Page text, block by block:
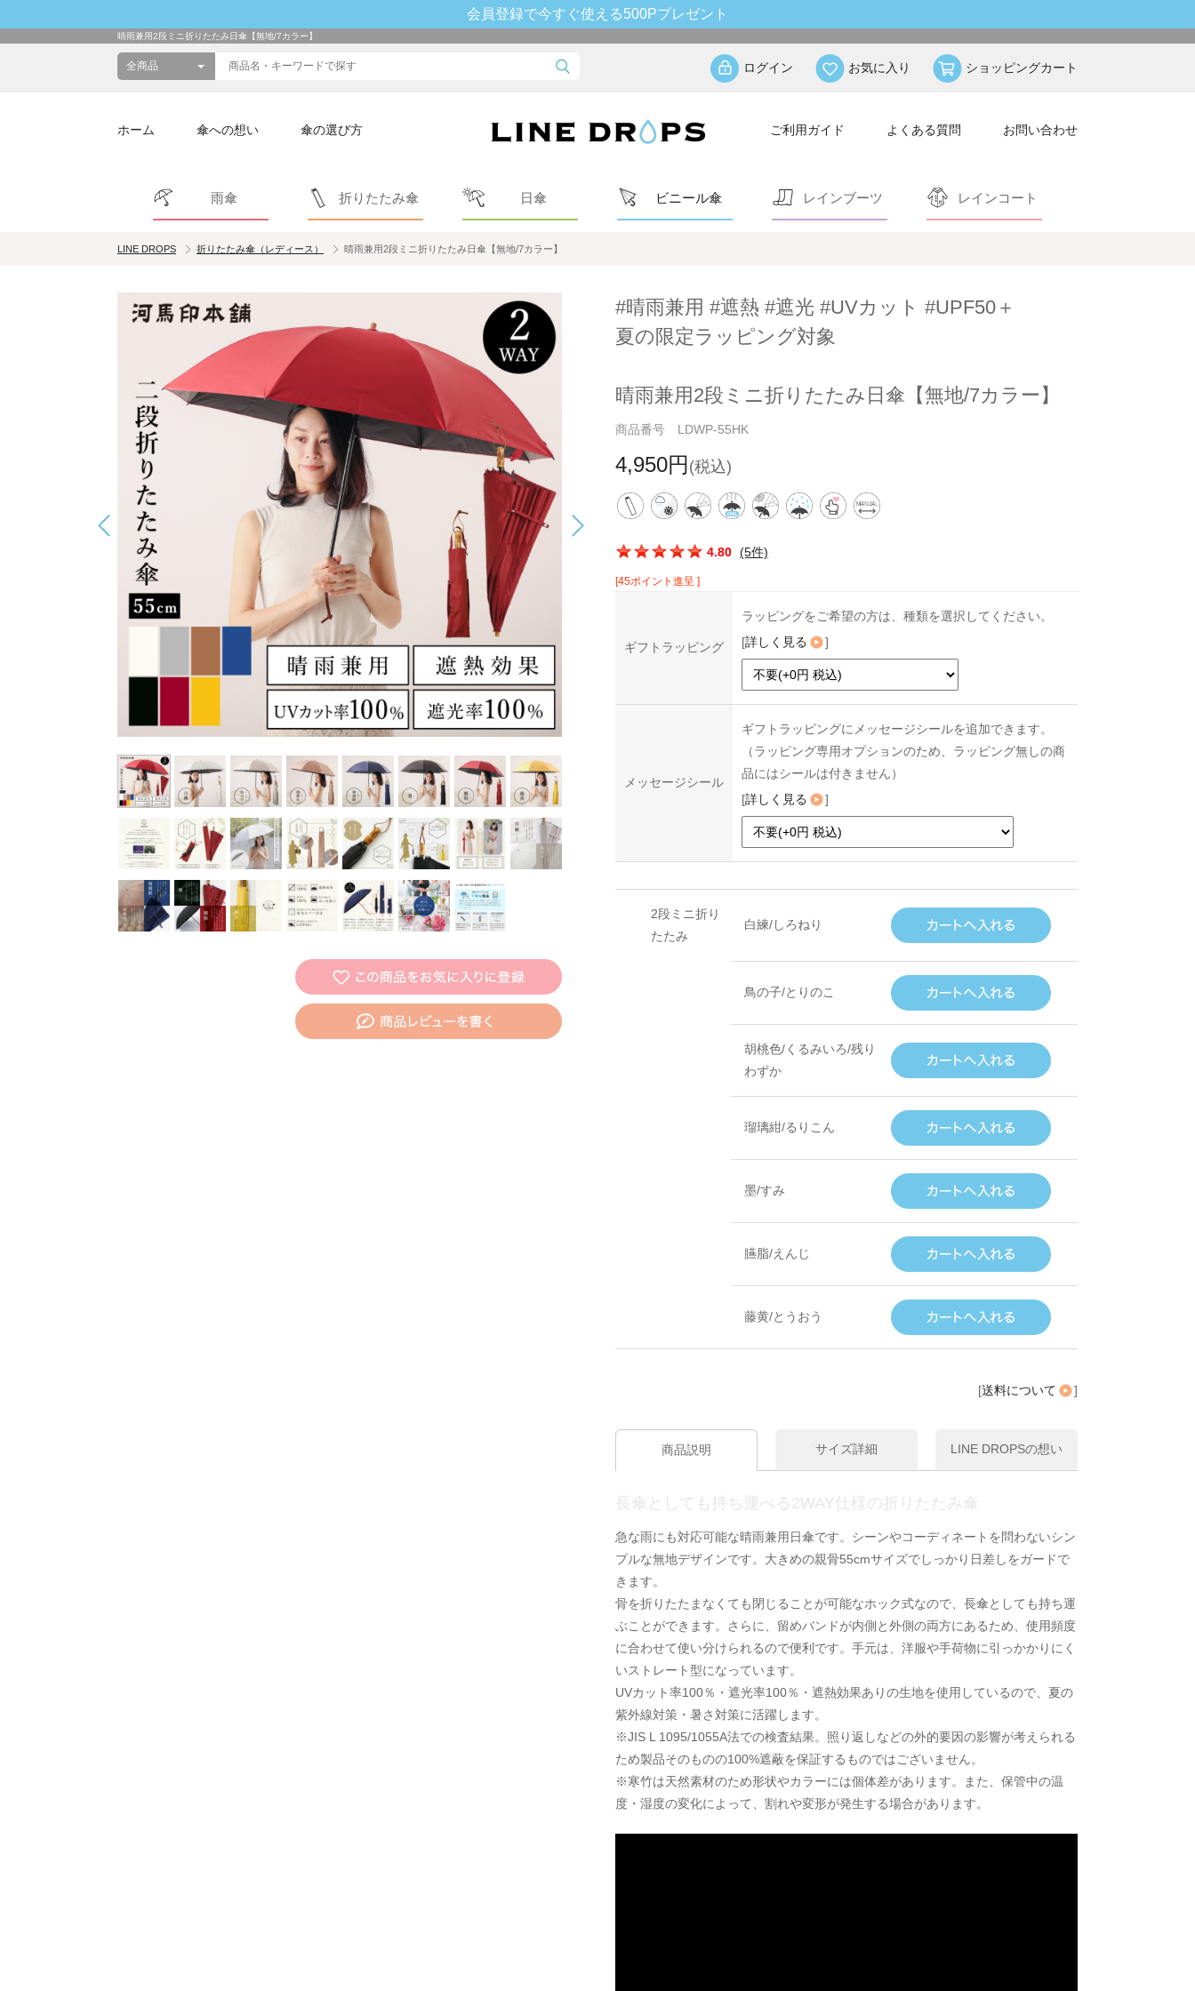
会員登録で今すぐ使える500Pプレゼント
晴雨兼用2段ミニ折りたたみ日傘【無地/7カラー】
ログイン お気に入り ショッピングカート
ホーム 傘への想い 傘の選び方 ご利用ガイド よくある質問 お問い合わせ
雨傘 折りたたみ傘 日傘 ビニール傘 レインブーツ レインコート
LINE DROPS 折りたたみ傘（レディース） 晴雨兼用2段ミニ折りたたみ日傘【無地/7カラー】
#晴雨兼用 #遮熱 #遮光 #UVカット #UPF50＋
夏の限定ラッピング対象
晴雨兼用2段ミニ折りたたみ日傘【無地/7カラー】
商品番号 LDWP-55HK
4,950円 (税込)
この商品の平均評価： 4.80 (5件)
[45ポイント進呈 ]
ギフトラッピング
ラッピングをご希望の方は、種類を選択してください。
[詳しく見る ]
メッセージシール
ギフトラッピングにメッセージシールを追加できます。
（ラッピング専用オプションのため、ラッピング無しの商
品にはシールは付きません）
[詳しく見る ]
2段ミニ折り
たたみ
白練/しろねり
鳥の子/とりのこ
胡桃色/くるみいろ/残り
わずか
瑠璃紺/るりこん
墨/すみ
臙脂/えんじ
藤黄/とうおう
[送料について ]
商品説明 サイズ詳細 LINE DROPSの想い
長傘としても持ち運べる2WAY仕様の折りたたみ傘
急な雨にも対応可能な晴雨兼用日傘です。シーンやコーディネートを問わないシン
プルな無地デザインです。大きめの親骨55cmサイズでしっかり日差しをガードで
きます。
骨を折りたたまなくても閉じることが可能なホック式なので、長傘としても持ち運
ぶことができます。さらに、留めバンドが内側と外側の両方にあるため、使用頻度
に合わせて使い分けられるので便利です。手元は、洋服や手荷物に引っかかりにく
いストレート型になっています。
UVカット率100％・遮光率100％・遮熱効果ありの生地を使用しているので、夏の
紫外線対策・暑さ対策に活躍します。
※JIS L 1095/1055A法での検査結果。照り返しなどの外的要因の影響が考えられる
ため製品そのものの100%遮蔽を保証するものではございません。
※寒竹は天然素材のため形状やカラーには個体差があります。また、保管中の温
度・湿度の変化によって、割れや変形が発生する場合があります。